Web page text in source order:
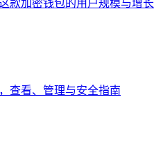
款加密钱包的用户规模与增
查看、管理与安全指南